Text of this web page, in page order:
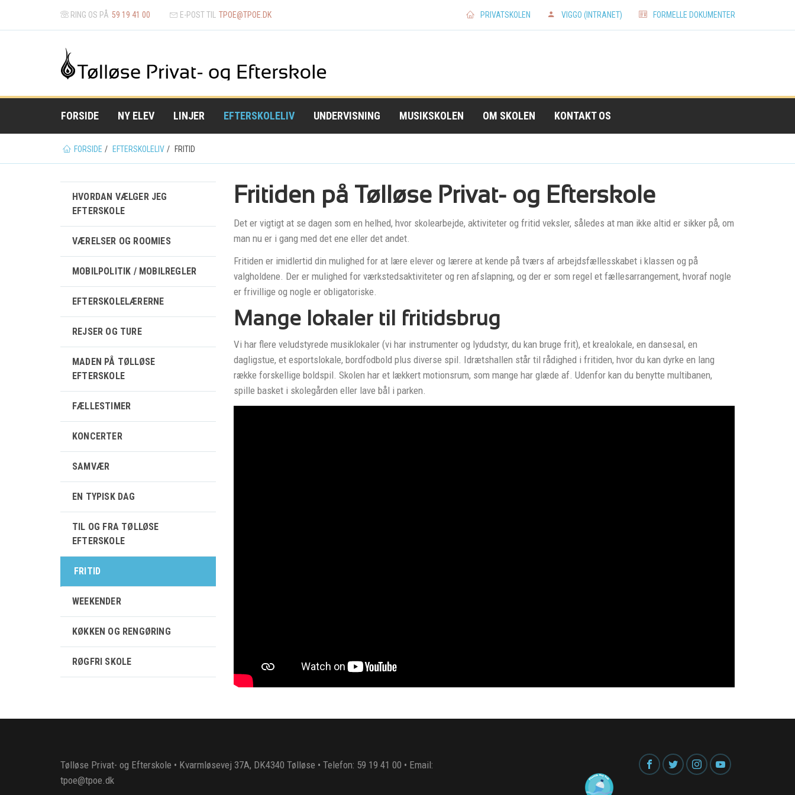
RING OS PÅ 59 19 41 00 E-POST TIL TPOE@TPOE. DK PRIVATSKOLEN VIGGO (INTRANET) FORMELLE DOKUMENTER
FORSIDE NY ELEV LINJER EFTERSKOLELIV UNDERVISNING MUSIKSKOLEN OM SKOLEN KONTAKT OS
FORSIDE EFTERSKOLELIV FRITID
Fritiden på Tølløse Privat- og Efterskole
Det er vigtigt at se dagen som en helhed, hvor skolearbejde, aktiviteter og fritid veksler, således at man ikke altid er sikker på, om
man nu er i gang med det ene eller det andet.
Fritiden er imidlertid din mulighed for at lære elever og lærere at kende på tværs af arbejdsfællesskabet i klassen og på
valgholdene. Der er mulighed for værkstedsaktiviteter og ren afslapning, og der er som regel et fællesarrangement, hvoraf nogle
er frivillige og nogle er obligatoriske.
Mange lokaler til fritidsbrug
Vi har flere veludstyrede musiklokaler (vi har instrumenter og lydudstyr, du kan bruge frit), et krealokale, en dansesal, en
dagligstue, et esportslokale, bordfodbold plus diverse spil. Idrætshallen står til rådighed i fritiden, hvor du kan dyrke en lang
række forskellige boldspil. Skolen har et lækkert motionsrum, som mange har glæde af. Udenfor kan du benytte multibanen,
spille basket i skolegården eller lave bål i parken.
HVORDAN VÆLGER JEG
EFTERSKOLE
VÆRELSER OG ROOMIES
MOBILPOLITIK / MOBILREGLER
EFTERSKOLELÆRERNE
REJSER OG TURE
MADEN PÅ TØLLØSE
EFTERSKOLE
FÆLLESTIMER
KONCERTER
SAMVÆR
EN TYPISK DAG
TIL OG FRA TØLLØSE
EFTERSKOLE
FRITID
WEEKENDER
KØKKEN OG RENGØRING
RØGFRI SKOLE
Tølløse Privat- og Efterskole • Kvarmløsevej 37A, DK4340 Tølløse • Telefon: 59 19 41 00 • Email:
tpoe@tpoe.dk